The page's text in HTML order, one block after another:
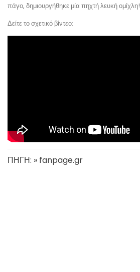
πάγο, δημιουργήθηκε μία πηχτή λευκή ομίχλη!
Δείτε το σχετικό βίντεο:
ΠΗΓΗ: » fanpage.gr